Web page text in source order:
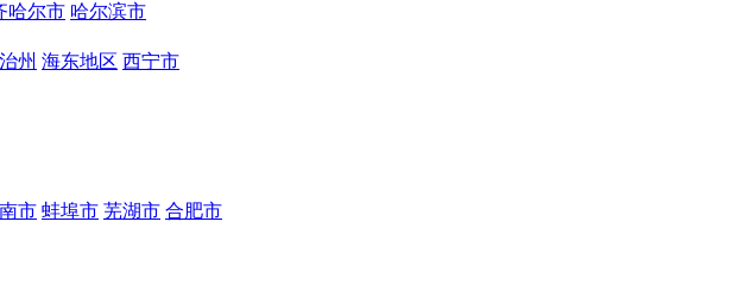
哈尔市 哈尔滨市
州 海东地区 西宁市
市 蚌埠市 芜湖市 合肥市